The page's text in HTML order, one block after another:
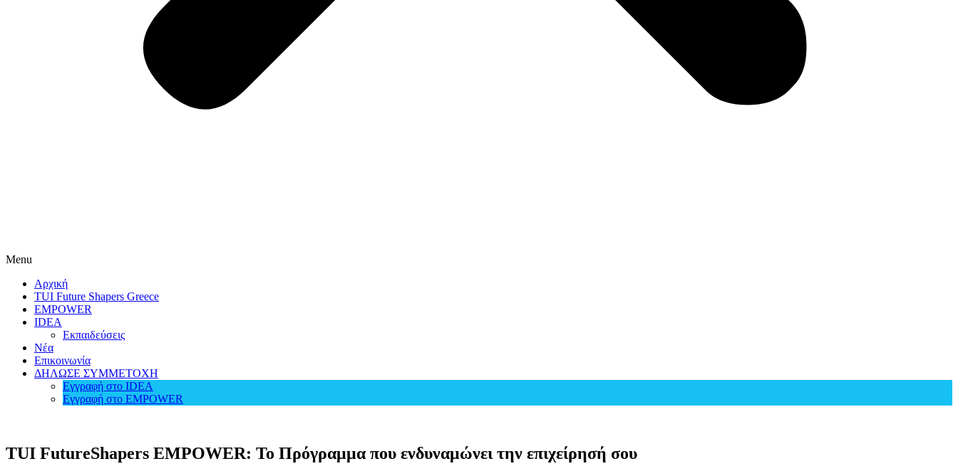
Menu
Αρχική
TUI Future Shapers Greece
EMPOWER
IDEA
Εκπαιδεύσεις
Νέα
Επικοινωνία
ΔΗΛΩΣΕ ΣΥΜΜΕΤΟΧΗ
Εγγραφή στο IDEA
Εγγραφή στο EMPOWER
TUI FutureShapers EMPOWER: Το Πρόγραμμα που ενδυναμώνει την επιχείρησή σου